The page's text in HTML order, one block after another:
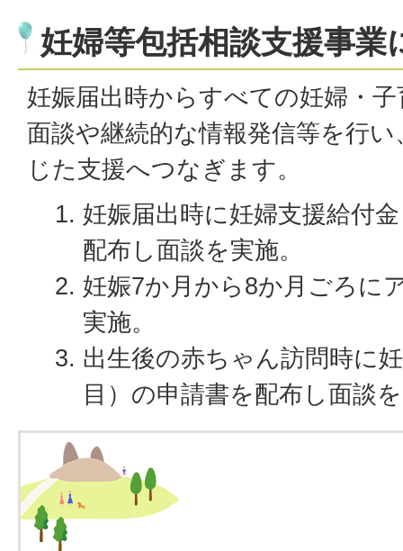
妊婦等包括相談支援事業
妊娠届出時からすべての妊婦・
面談や継続的な情報発信等を行
じた支援へつなぎます。
妊娠届出時に妊婦支援給付
配布し面談を実施。
妊娠7か月から8か月ごろに
実施。
出生後の赤ちゃん訪問時に
目）の申請書を配布し面談